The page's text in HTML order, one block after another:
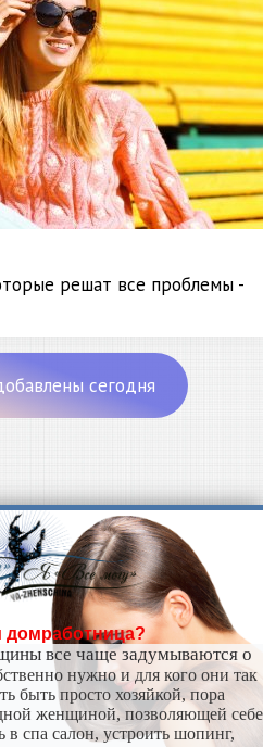
решат все проблемы -
сегодня
домработница?
все чаще задумываются о
нужно и для кого они так
быть просто хозяйкой, пора
женщиной, позволяющей себе
в спа салон, устроить шопинг,